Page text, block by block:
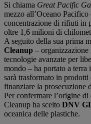
Si chiama Great Pacific
mezzo all’Oceano
concentrazione di rifiuti in
oltre 1,6 milioni di
A seguito della sua prima
Cleanup –
tecnologie avanzate per
mondo – ha portato a
sarà trasformato in
finanziare la prosecuzione
Per confermare l’origine
Cleanup ha scelto DNV
oceanica delle plastiche.